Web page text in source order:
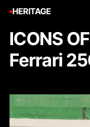
HERITAGE
ICONS
Ferrari